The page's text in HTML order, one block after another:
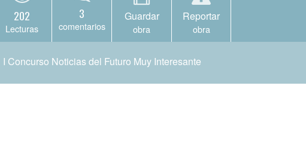
202
Lecturas
3
comentarios
Guardar
obra
Reportar
obra
I Concurso Noticias del Futuro Muy Interesante